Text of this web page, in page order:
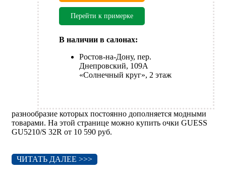
Перейти к примерке
В наличии в салонах:
Ростов-на-Дону, пер.
Днепровский, 109А
«Солнечный круг», 2 этаж
разнообразие которых постоянно дополняется модными
товарами. На этой странице можно купить очки GUESS
GU5210/S 32R от 10 590 руб.
ЧИТАТЬ ДАЛЕЕ >>>